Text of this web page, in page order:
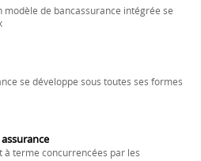
modèle de bancassurance intégrée se
se développe sous toutes ses formes
à terme concurrencées par les